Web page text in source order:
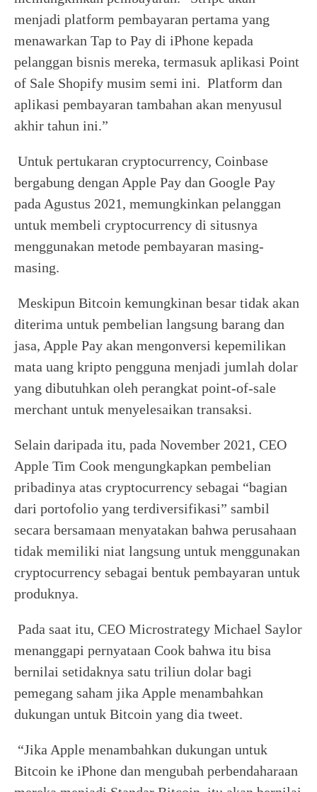
menjadi platform pembayaran pertama yang
menawarkan Tap to Pay di iPhone kepada
pelanggan bisnis mereka, termasuk aplikasi Point
of Sale Shopify musim semi ini. Platform dan
aplikasi pembayaran tambahan akan menyusul
akhir tahun ini.”
Untuk pertukaran cryptocurrency, Coinbase
bergabung dengan Apple Pay dan Google Pay
pada Agustus 2021, memungkinkan pelanggan
untuk membeli cryptocurrency di situsnya
menggunakan metode pembayaran masing-
masing.
Meskipun Bitcoin kemungkinan besar tidak akan
diterima untuk pembelian langsung barang dan
jasa, Apple Pay akan mengonversi kepemilikan
mata uang kripto pengguna menjadi jumlah dolar
yang dibutuhkan oleh perangkat point-of-sale
merchant untuk menyelesaikan transaksi.
Selain daripada itu, pada November 2021, CEO
Apple Tim Cook mengungkapkan pembelian
pribadinya atas cryptocurrency sebagai “bagian
dari portofolio yang terdiversifikasi” sambil
secara bersamaan menyatakan bahwa perusahaan
tidak memiliki niat langsung untuk menggunakan
cryptocurrency sebagai bentuk pembayaran untuk
produknya.
Pada saat itu, CEO Microstrategy Michael Saylor
menanggapi pernyataan Cook bahwa itu bisa
bernilai setidaknya satu triliun dolar bagi
pemegang saham jika Apple menambahkan
dukungan untuk Bitcoin yang dia tweet.
“Jika Apple menambahkan dukungan untuk
Bitcoin ke iPhone dan mengubah perbendaharaan